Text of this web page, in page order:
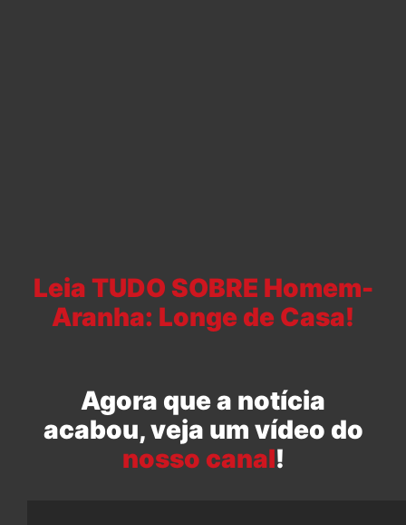
Leia TUDO SOBRE Homem-
Aranha: Longe de Casa!
Agora que a notícia
acabou, veja um vídeo do
nosso canal!